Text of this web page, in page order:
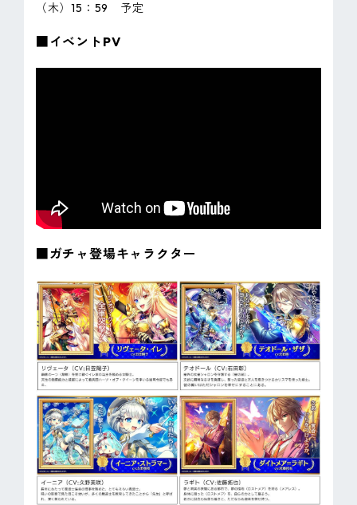
（木）15：59 予定
■イベントPV
■ガチャ登場キャラクター